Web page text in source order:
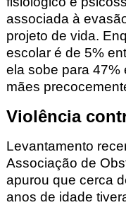
associada à
projeto de vida.
escolar é de 5%
ela sobe para 47%
mães
Violência
Levantamento
Associação de
apurou que cerca
anos de idade